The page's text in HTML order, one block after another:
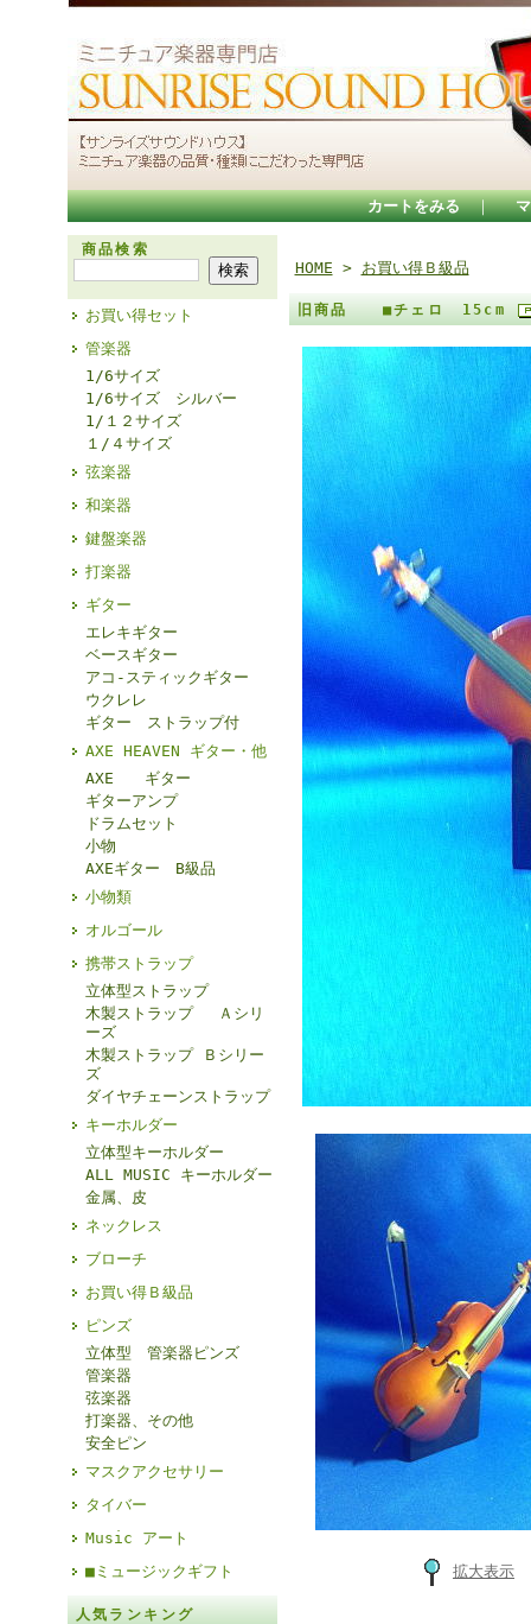
カートをみる ｜
商品検索
お買い得セット
管楽器
1/6サイズ
1/6サイズ シルバー
1/１２サイズ
１/４サイズ
弦楽器
和楽器
鍵盤楽器
打楽器
ギター
エレキギター
ベースギター
アコ-スティックギター
ウクレレ
ギター ストラップ付
AXE HEAVEN ギター・他
AXE ギター
ギターアンプ
ドラムセット
小物
AXEギター B級品
小物類
オルゴール
携帯ストラップ
立体型ストラップ
木製ストラップ Ａシリ
ーズ
木製ストラップ Ｂシリー
ズ
ダイヤチェーンストラップ
キーホルダー
立体型キーホルダー
ALL MUSIC キーホルダー
金属、皮
ネックレス
ブローチ
お買い得Ｂ級品
ピンズ
立体型 管楽器ピンズ
管楽器
弦楽器
打楽器、その他
安全ピン
マスクアクセサリー
タイバー
Music アート
■ミュージックギフト
人気ランキング
HOME > お買い得Ｂ級品
旧商品 ■チェロ 15cm
拡大表示